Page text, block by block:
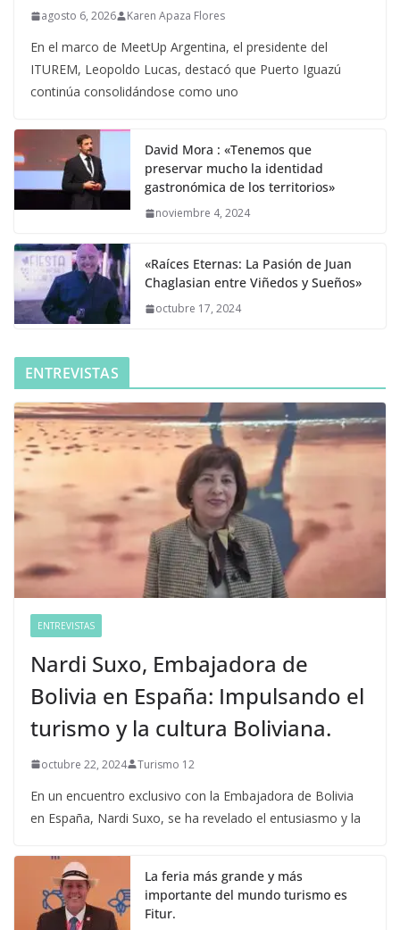
agosto 6, 2026 Karen Apaza Flores
En el marco de MeetUp Argentina, el presidente del
ITUREM, Leopoldo Lucas, destacó que Puerto Iguazú
continúa consolidándose como uno
David Mora : «Tenemos que
preservar mucho la identidad
gastronómica de los territorios»
noviembre 4, 2024
«Raíces Eternas: La Pasión de Juan
Chaglasian entre Viñedos y Sueños»
octubre 17, 2024
ENTREVISTAS
ENTREVISTAS
Nardi Suxo, Embajadora de
Bolivia en España: Impulsando el
turismo y la cultura Boliviana.
octubre 22, 2024 Turismo 12
En un encuentro exclusivo con la Embajadora de Bolivia
en España, Nardi Suxo, se ha revelado el entusiasmo y la
La feria más grande y más
importante del mundo turismo es
Fitur.